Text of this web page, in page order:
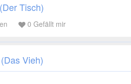
Tisch)
0 Gefällt mir
Vieh)